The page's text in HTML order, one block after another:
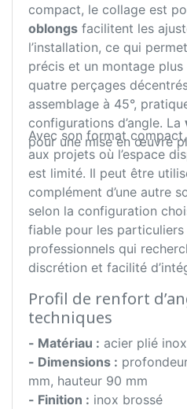
compact, le collage est
oblongs facilitent les
l’installation, ce qui
précis et un montage
quatre perçages
assemblage à 45°,
configurations d’angle. La
pour une mise en œuvre
Avec son format
aux projets où l’espace
est limité. Il peut être
complément d’une autre
selon la configuration
fiable pour les
professionnels qui
discrétion et facilité
Profil de renfort
techniques
- Matériau : acier plié
- Dimensions :
mm, hauteur 90 mm
- Finition : inox brossé